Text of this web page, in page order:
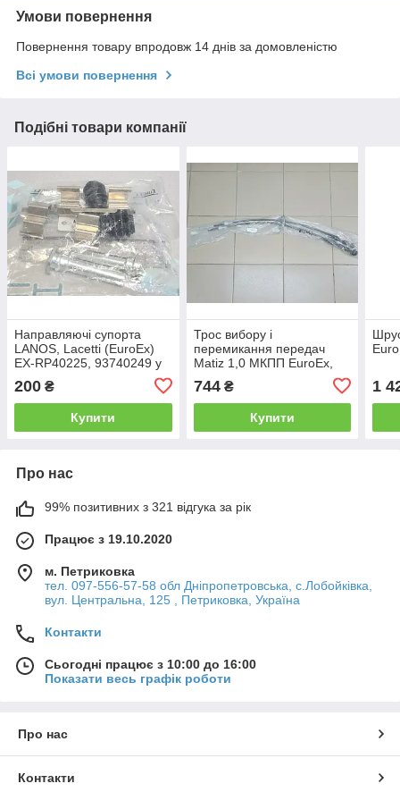
Умови повернення
Повернення товару впродовж 14 днів за домовленістю
Всі умови повернення
Подібні товари компанії
Направляючі супорта
LANOS, Lacetti (EuroEx)
EX-RP40225, 93740249 у
пильники, 2 пружини, 2
болта)
200 ₴
Купити
Трос вибору і
перемикання передач
Matiz 1,0 МКПП EuroEx,
744₴
Купити
1
Про нас
99% позитивних з 321 відгука за рік
Працює з 19.10.2020
м. Петриковка
тел. 097-556-57-58 обл Дніпропетровська, с.Лобойківка,
вул. Центральна, 125 , Петриковка, Україна
Контакти
Сьогодні працює з 10:00 до 16:00
Показати весь графік роботи
Про нас
Контакти